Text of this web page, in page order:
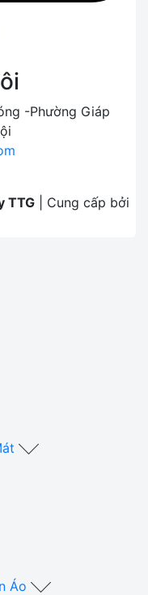
-Phường Giáp
TTG
Cung cấp bởi
Áo